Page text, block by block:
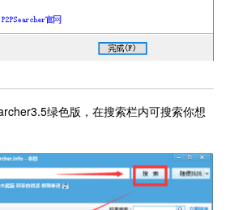
绿色版，在搜索栏内可搜索你想